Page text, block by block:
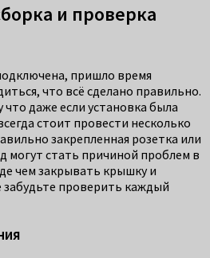
и проверка
пришло время
что всё сделано правильно.
даже если установка была
стоит провести несколько
закрепленная розетка или
могут стать причиной проблем в
чем закрывать крышку и
забудьте проверить каждый